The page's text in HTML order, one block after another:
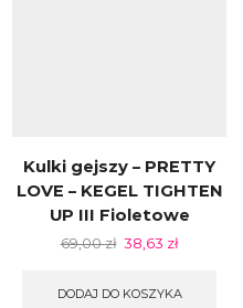
Kulki gejszy – PRETTY
LOVE – KEGEL TIGHTEN
UP III Fioletowe
69,00zł 38,63 zł
DODAJ DO KOSZYKA